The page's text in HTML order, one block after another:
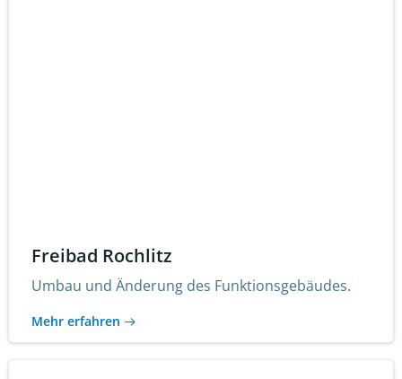
Freibad Rochlitz
Umbau und Änderung des Funktionsgebäudes.
Mehr erfahren